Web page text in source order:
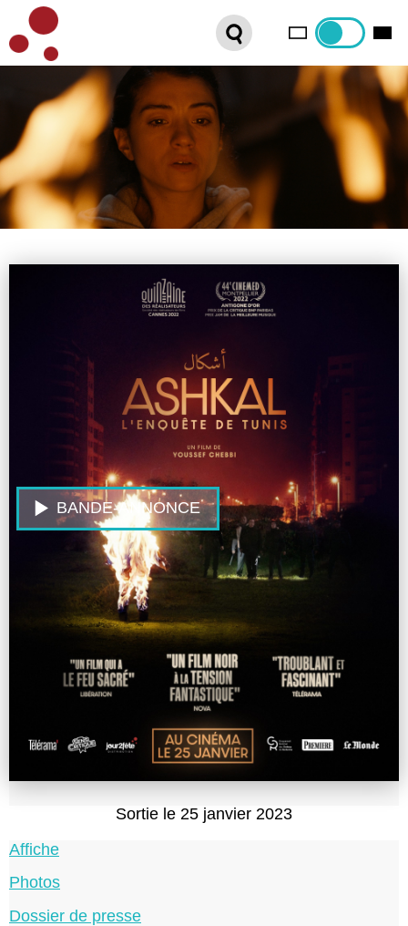
CONTACT
INTERNATIONAL SALES
Sortie le 25 janvier 2023
Affiche
Photos
Dossier de presse
BANDE-ANNONCE